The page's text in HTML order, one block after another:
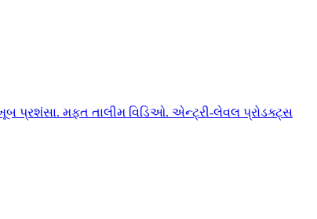
ખૂબ પ્રશંસા. મફત તાલીમ વિડિઓ. એન્ટ્રી-લેવલ પ્રોડક્ટ્સ